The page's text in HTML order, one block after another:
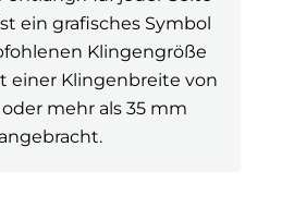
ein grafisches Symbol
Klingengröße
einer Klingenbreite von
mehr als 35 mm
angebracht.